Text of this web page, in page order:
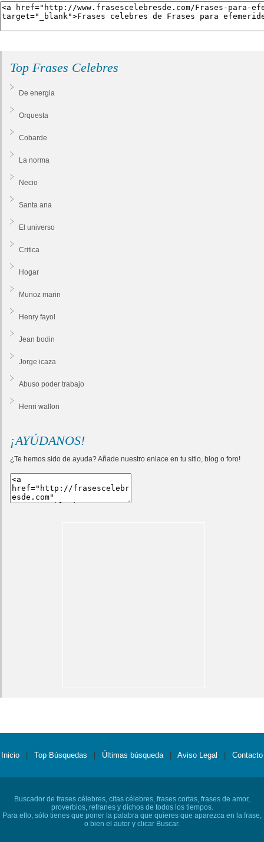
Top Frases Celebres
De energia
Orquesta
Cobarde
La norma
Necio
Santa ana
El universo
Critica
Hogar
Munoz marin
Henry fayol
Jean bodin
Jorge icaza
Abuso poder trabajo
Henri wallon
¡AYÚDANOS!
¿Te hemos sido de ayuda? Añade nuestro enlace en tu sitio, blog o foro!
Inicio Top Búsquedas Últimas búsqueda Aviso Legal Contacto
Buscador de frases célebres, citas célebres, frases cortas, frases de amor,
proverbios, refranes y dichos de todos los tiempos.
Para ello, sólo tienes que poner la palabra que quieres que aparezca en la frase,
o bien el autor y clicar Buscar.